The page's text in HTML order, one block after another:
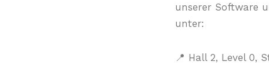
unserer Software
unter:
📍 Hall 2, Level 0,